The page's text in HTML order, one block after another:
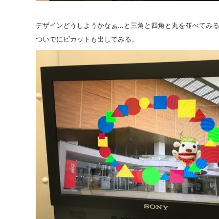
デザインどうしようかなぁ…と三角と四角と丸を並べてみ
ついでにピカットも出してみる。